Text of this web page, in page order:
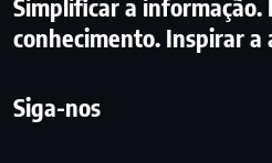
Simplificar a informação.
conhecimento. Inspirar a
Siga-nos